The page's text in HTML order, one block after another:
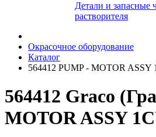
Детали и запасные
растворителя
Окрасочное оборудование
Каталог
564412 PUMP - MOTOR
564412 Graco
MOTOR ASSY